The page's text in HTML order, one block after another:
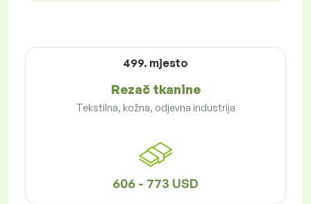
499. mjesto
Rezač tkanine
Tekstilna, kožna, odjevna industrija
606 - 773 USD